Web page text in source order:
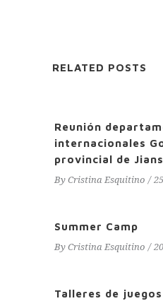
RELATED POSTS
Reunión
internacionales
provincial de
By Cristina Esquitino
Summer Camp
By Cristina Esquitino
Talleres de